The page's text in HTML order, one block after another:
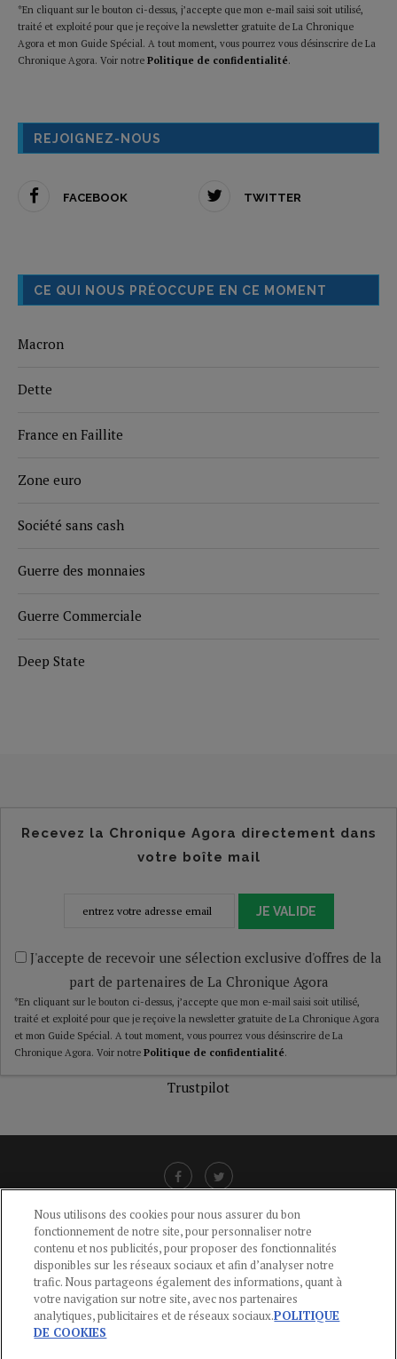
*En cliquant sur le bouton ci-dessus, j’accepte que mon e-mail saisi soit utilisé,
traité et exploité pour que je reçoive la newsletter gratuite de La Chronique
Agora et mon Guide Spécial. A tout moment, vous pourrez vous désinscrire de La
Chronique Agora. Voir notre Politique de confidentialité.
REJOIGNEZ-NOUS
FACEBOOK TWITTER
CE QUI NOUS PRÉOCCUPE EN CE MOMENT
Macron
Dette
France en Faillite
Zone euro
Société sans cash
Guerre des monnaies
Guerre Commerciale
Deep State
Recevez la Chronique Agora directement dans
votre boîte mail
JE VALIDE
J'accepte de recevoir une sélection exclusive d'offres de la
part de partenaires de La Chronique Agora
*En cliquant sur le bouton ci-dessus, j’accepte que mon e-mail saisi soit utilisé,
traité et exploité pour que je reçoive la newsletter gratuite de La Chronique Agora
et mon Guide Spécial. A tout moment, vous pourrez vous désinscrire de La
Chronique Agora. Voir notre Politique de confidentialité.
Trustpilot
CGU-POLITIQUE DE CONFIDENTIALITÉ -POLITIQUE DES COOKIES
MENTIONS LÉGALES -AIDE
CONTACT
Nous utilisons des cookies pour nous assurer du bon
fonctionnement de notre site, pour personnaliser notre
contenu et nos publicités, pour proposer des fonctionnalités
disponibles sur les réseaux sociaux et afin d’analyser notre
trafic. Nous partageons également des informations, quant à
votre navigation sur notre site, avec nos partenaires
analytiques, publicitaires et de réseaux sociaux.POLITIQUE
DE COOKIES